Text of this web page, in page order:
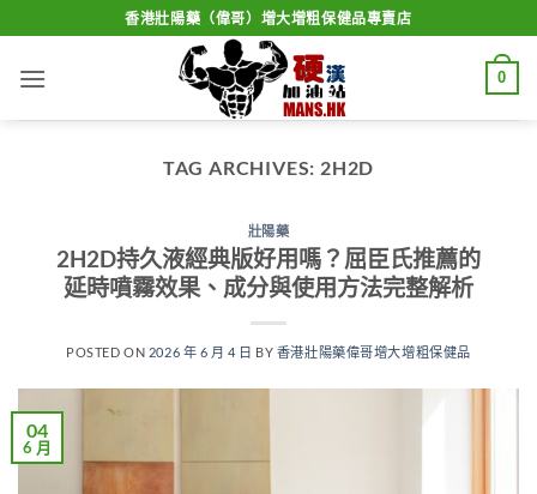
to
content
香港壯陽藥（偉哥）增大增粗保健品專賣店
0
TAG ARCHIVES: 2H2D
壯陽藥
2H2D持久液經典版好用嗎？屈臣氏推薦的
延時噴霧效果、成分與使用方法完整解析
POSTED ON 2026 年 6 月 4 日 BY 香港壯陽藥偉哥增大增粗保健品
04
6 月